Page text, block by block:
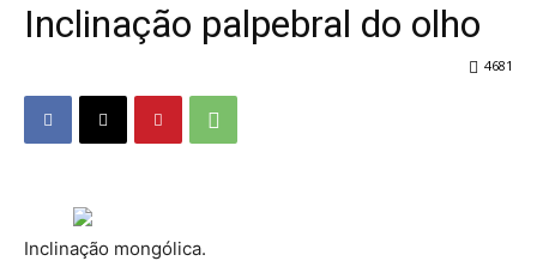
Inclinação palpebral do olho
4681
Inclinação mongólica.